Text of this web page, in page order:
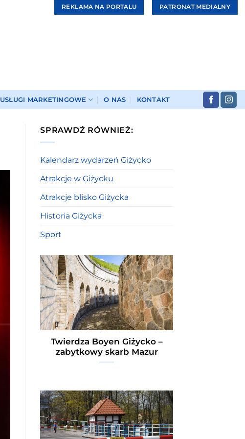
REKLAMA NA PORTALU PATRONAT MEDIALNY
USŁUGI MARKETINGOWE O NAS KONTAKT
SPRAWDŹ RÓWNIEŻ:
Kalendarz wydarzeń Giżycko
Atrakcje w Giżycku
Atrakcje blisko Giżycka
Historia Giżycka
Sport
Twierdza Boyen Giżycko –
zabytkowy skarb Mazur